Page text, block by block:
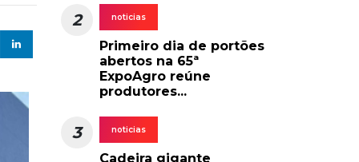
2 noticias
Primeiro dia de portões
abertos na 65ª
ExpoAgro reúne
produtores...
3 noticias
Cadeira gigante